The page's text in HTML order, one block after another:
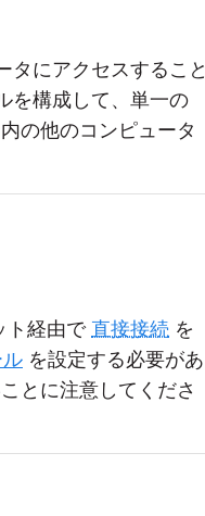
タにアクセスすること
を構成して、単一の
の他のコンピュータ
ト経由で直接接続 を
を設定する必要があ
とに注意してくださ